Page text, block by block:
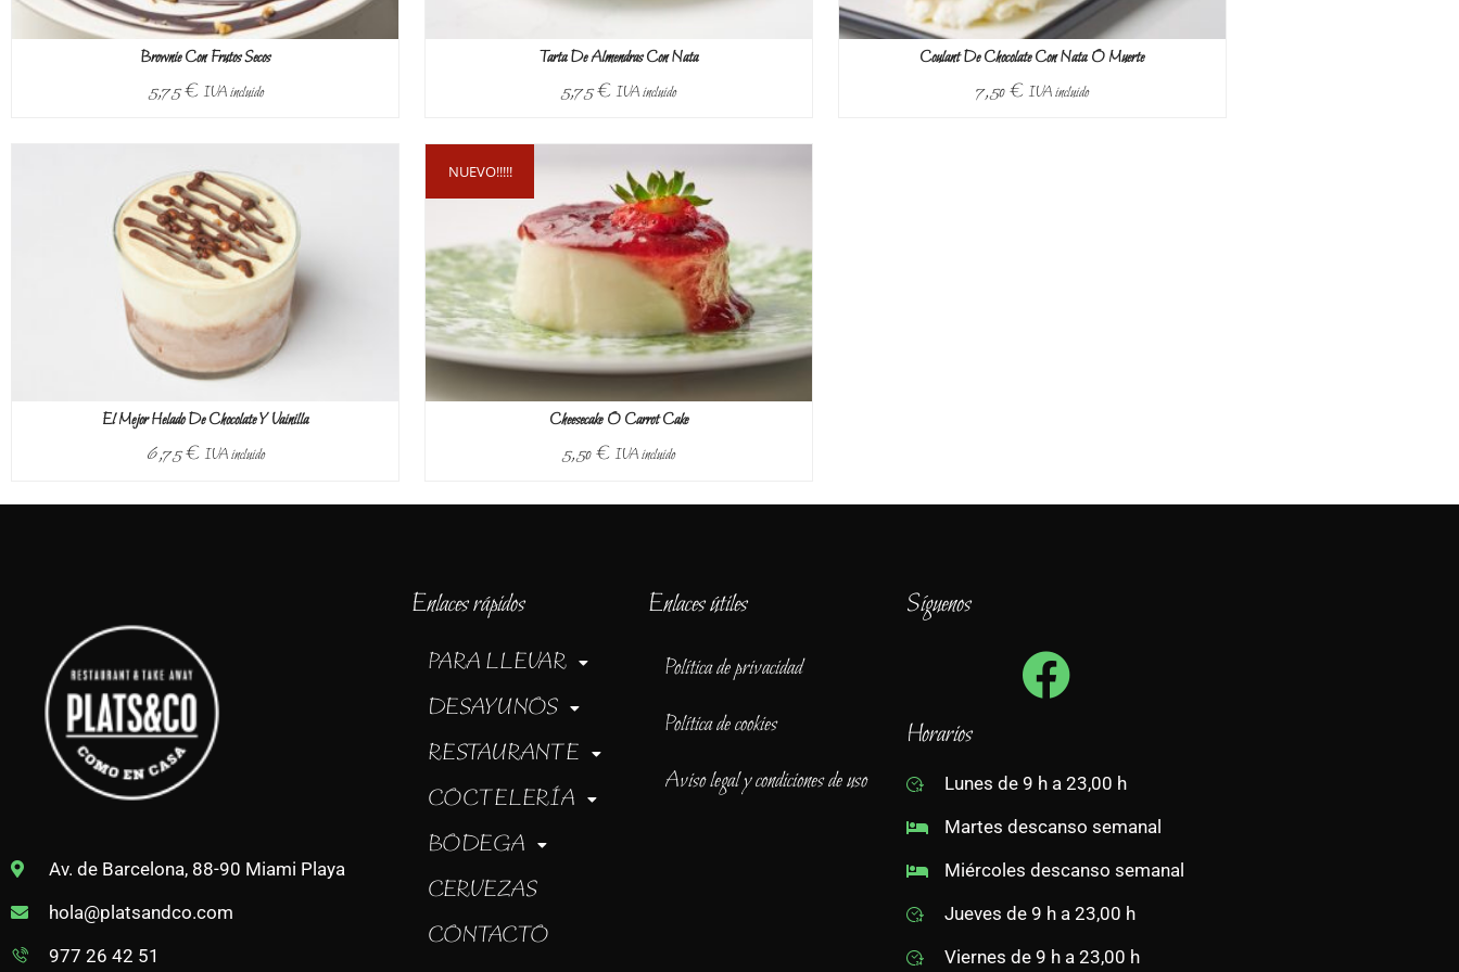
Brownie Con Frutos Secos
5,75€ IVA incluido
Tarta De Almendras Con Nata
5,75€ IVA incluido
Coulant De Chocolate Con Nata O Muerte
7,50€ IVA incluido
El Mejor Helado De Chocolate Y Vainilla
6,75€ IVA incluido
Por encargo
Por encargo
Por encargo
Por encargo
Por encargo
NUEVO!!!!!
Cheesecake O Carrot Cake
5,50€ IVA incluido
Av. de Barcelona, 88-90 Miami Playa
hola@platsandco.com
977 26 42 51
Enlaces rápidos
PARA LLEVAR
DESAYUNOS
RESTAURANTE
COCTELERÍA
BODEGA
CERVEZAS
CONTACTO
Enlaces útiles
Política de privacidad
Política de cookies
Aviso legal y condiciones de uso
Síguenos
Horarios
Lunes de 9 h a 23,00 h
Martes descanso semanal
Miércoles descanso semanal
Jueves de 9 h a 23,00 h
Viernes de 9 h a 23,00 h